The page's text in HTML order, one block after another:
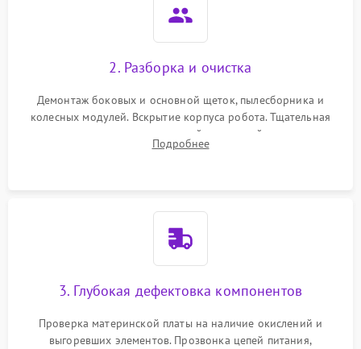
2. Разборка и очистка
Демонтаж боковых и основной щеток, пылесборника и
колесных модулей. Вскрытие корпуса робота. Тщательная
очистка внутренних полостей, шестерней и плат от
скопившейся пыли, волос и шерсти животных с
Подробнее
3. Глубокая дефектовка компонентов
Проверка материнской платы на наличие окислений и
выгоревших элементов. Прозвонка цепей питания,